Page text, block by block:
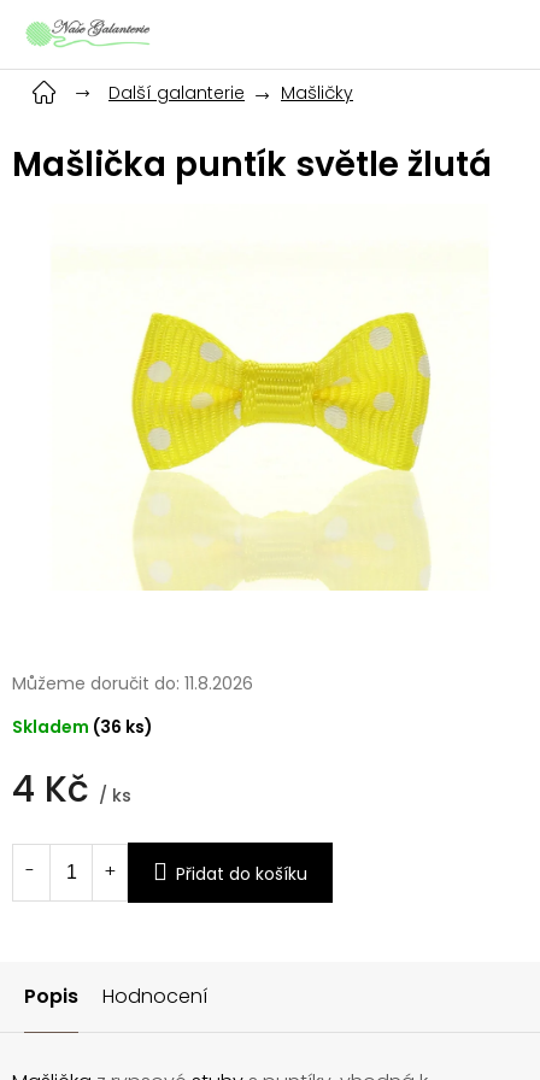
Další galanterie
Mašličky
Mašlička puntík světle žlutá
4 Kč / ks
cena:
Skladem (36 ks)
Můžeme doručit do: 11.8.2026
Přidat do košíku
Popis Hodnocení